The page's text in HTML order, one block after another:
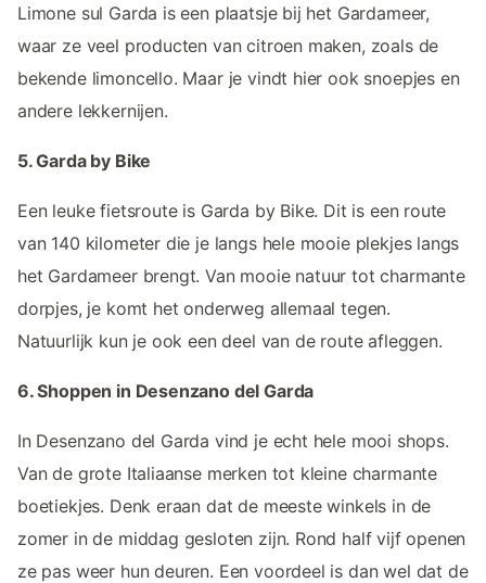
Limone sul Garda is een plaatsje bij het Gardameer,
waar ze veel producten van citroen maken, zoals de
bekende limoncello. Maar je vindt hier ook snoepjes en
andere lekkernijen.
5. Garda by Bike
Een leuke fietsroute is Garda by Bike. Dit is een route
van 140 kilometer die je langs hele mooie plekjes langs
het Gardameer brengt. Van mooie natuur tot charmante
dorpjes, je komt het onderweg allemaal tegen.
Natuurlijk kun je ook een deel van de route afleggen.
6. Shoppen in Desenzano del Garda
In Desenzano del Garda vind je echt hele mooi shops.
Van de grote Italiaanse merken tot kleine charmante
boetiekjes. Denk eraan dat de meeste winkels in de
zomer in de middag gesloten zijn. Rond half vijf openen
ze pas weer hun deuren. Een voordeel is dan wel dat de